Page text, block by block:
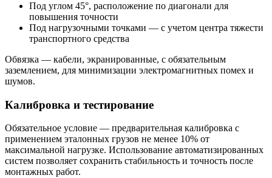
Под углом 45°, расположение по диагонали для
повышения точности
Под нагрузочными точками — с учетом центра тяжести
транспортного средства
Обвязка — кабели, экранированные, с обязательным
заземлением, для минимизации электромагнитных помех и
шумов.
Калибровка и тестирование
Обязательное условие — предварительная калибровка с
применением эталонных грузов не менее 10% от
максимальной нагрузке. Использование автоматизированных
систем позволяет сохранить стабильность и точность после
монтажных работ.